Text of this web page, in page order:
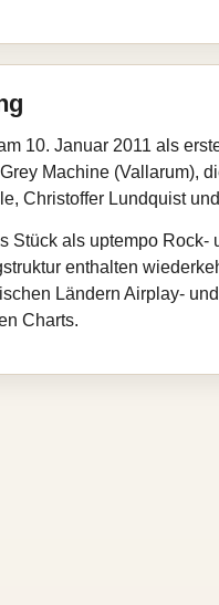
10. Januar 2011 als
Machine (Vallarum),
Christoffer Lundquist
Stück als uptempo
enthalten
Ländern Airplay-
Charts.